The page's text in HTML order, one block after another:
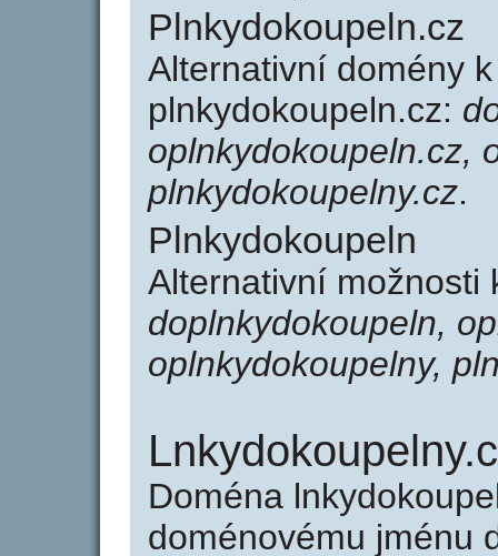
Plnkydokoupeln.cz
Alternativní domény
plnkydokoupeln.cz:
oplnkydokoupeln.cz,
plnkydokoupelny.cz.
Plnkydokoupeln
Alternativní možnosti
doplnkydokoupeln,
oplnkydokoupelny,
Doména
doménovému jménu